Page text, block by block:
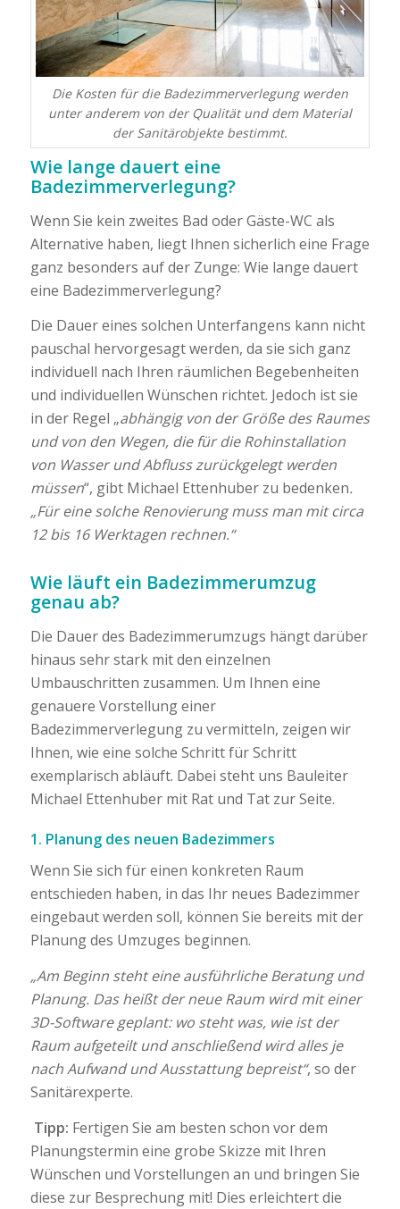
Die Kosten für die Badezimmerverlegung werden
unter anderem von der Qualität und dem Material
der Sanitärobjekte bestimmt.
Wie lange dauert eine
Badezimmerverlegung?
Wenn Sie kein zweites Bad oder Gäste-WC als
Alternative haben, liegt Ihnen sicherlich eine Frage
ganz besonders auf der Zunge: Wie lange dauert
eine Badezimmerverlegung?
Die Dauer eines solchen Unterfangens kann nicht
pauschal hervorgesagt werden, da sie sich ganz
individuell nach Ihren räumlichen Begebenheiten
und individuellen Wünschen richtet. Jedoch ist sie
in der Regel „abhängig von der Größe des Raumes
und von den Wegen, die für die Rohinstallation
von Wasser und Abfluss zurückgelegt werden
müssen“, gibt Michael Ettenhuber zu bedenken.
„Für eine solche Renovierung muss man mit circa
12 bis 16 Werktagen rechnen.“
Wie läuft ein Badezimmerumzug
genau ab?
Die Dauer des Badezimmerumzugs hängt darüber
hinaus sehr stark mit den einzelnen
Umbauschritten zusammen. Um Ihnen eine
genauere Vorstellung einer
Badezimmerverlegung zu vermitteln, zeigen wir
Ihnen, wie eine solche Schritt für Schritt
exemplarisch abläuft. Dabei steht uns Bauleiter
Michael Ettenhuber mit Rat und Tat zur Seite.
1. Planung des neuen Badezimmers
Wenn Sie sich für einen konkreten Raum
entschieden haben, in das Ihr neues Badezimmer
eingebaut werden soll, können Sie bereits mit der
Planung des Umzuges beginnen.
„Am Beginn steht eine ausführliche Beratung und
Planung. Das heißt der neue Raum wird mit einer
3D-Software geplant: wo steht was, wie ist der
Raum aufgeteilt und anschließend wird alles je
nach Aufwand und Ausstattung bepreist“, so der
Sanitärexperte.
Tipp: Fertigen Sie am besten schon vor dem
Planungstermin eine grobe Skizze mit Ihren
Wünschen und Vorstellungen an und bringen Sie
diese zur Besprechung mit! Dies erleichtert die